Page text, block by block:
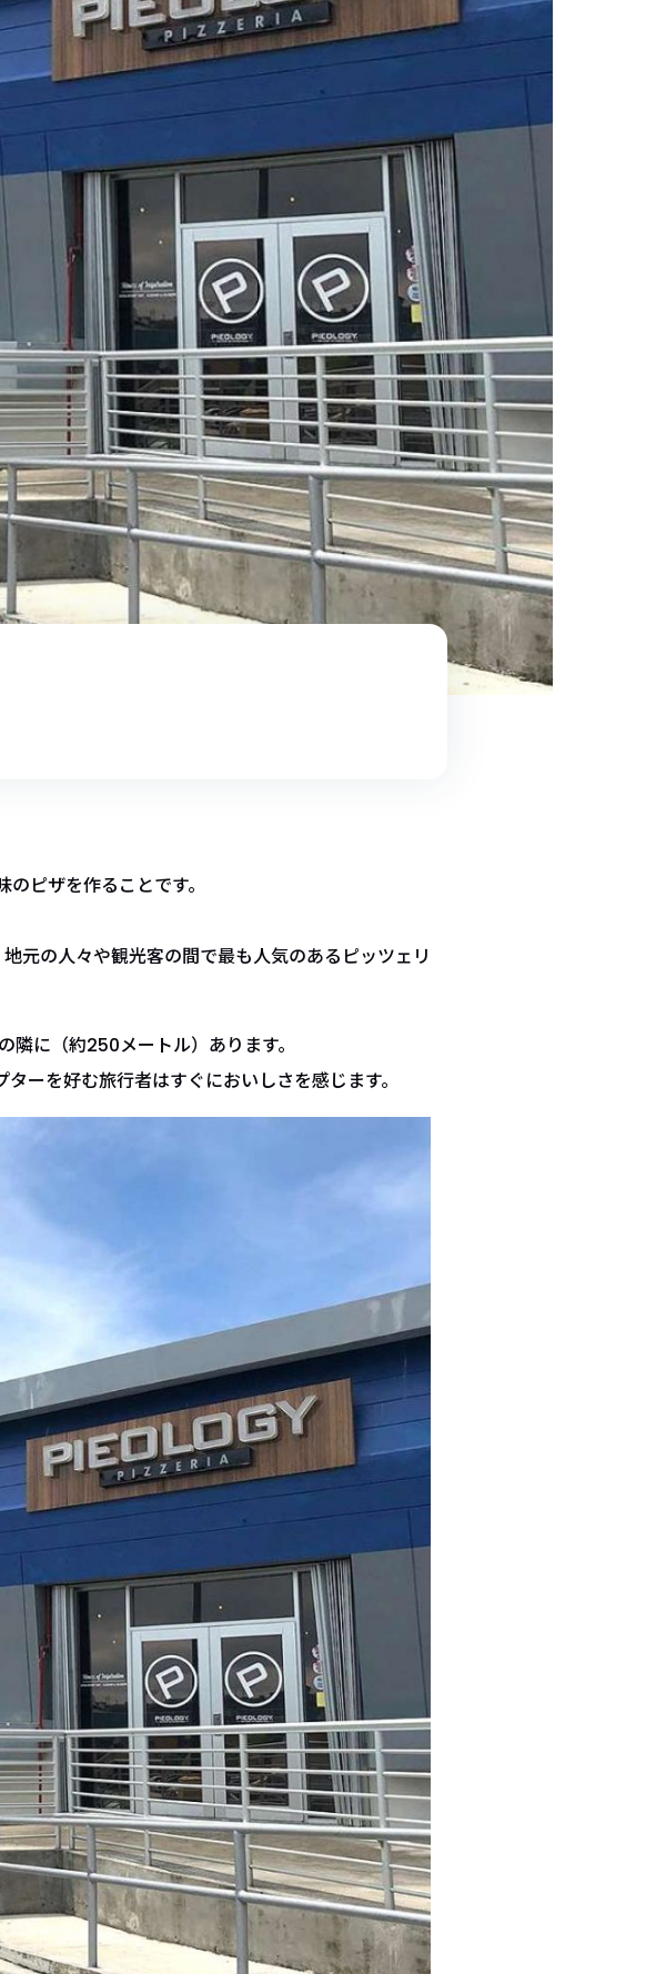
ピザを作ることです。
元の人々や観光客の間で最も人気のあるピッツェリ
に（約250メートル）あります。
ーを好む旅行者はすぐにおいしさを感じます。